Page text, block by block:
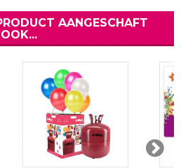
AANGESCHAFT